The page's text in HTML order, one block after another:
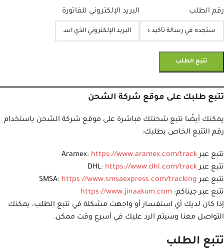
رقم الطلب البريد الإلكتروني للفاتورة
تتبع الطلب
تتبع طلبك على موقع شركة الشحن
يمكنك أيضًا تتبع شحنتك مباشرة على موقع شركة الشحن باستخدام
رقم التتبع الخاص بطلبك:
تتبع عبر Aramex:https://www.aramex.com/track
تتبع عبر DHL:https://www.dhl.com/track
تتبع عبر SMSA:https://www.smsaexpress.com/tracking
تتبع عبر جيناكم: https://www.jinaakum.com
إذا كان لديك أي استفسار أو واجهت مشكلة في تتبع الطلب، يمكنك
التواصل معنا وسيتم الرد عليك في أسرع وقت ممكن.
تتبع الطلب